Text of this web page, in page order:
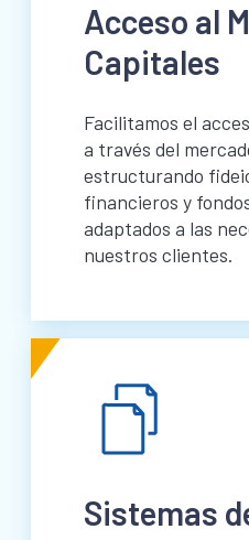
Acceso al
Capitales
Facilitamos el
a través del
estructurando
financieros y
adaptados a las
nuestros clientes.
Sistemas